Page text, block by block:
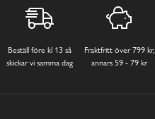
Beställ före kl 13 så
skickar vi samma dag
Fraktfritt över 799 kr,
annars 59 - 79 kr